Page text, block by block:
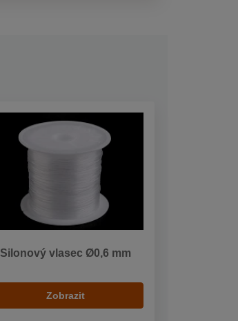
Silonový vlasec Ø0,6 mm
Zobrazit